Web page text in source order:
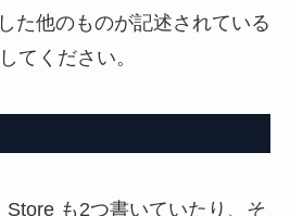
た他のものが記述されている
てください。
も2つ書いていたり、そ